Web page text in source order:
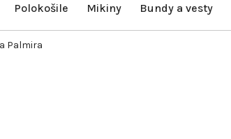
Polokošile Mikiny Bundy a vesty
Palmira